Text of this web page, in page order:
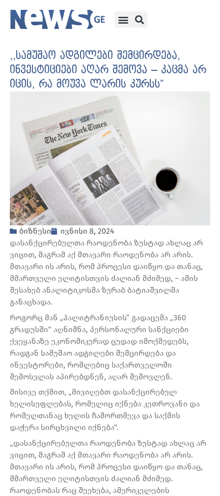
,,სამუშაო ადგილები შემცირდება,
ინვესტიციები აღარ შემოვა – კაცმა არ
იცის, რა მოუვა ლარის კურსს”
ბიზნესი
ივნისი 8, 2024
დასანქცირებულთა რაოდენობა ზუსტად ახლაც არ
ვიცით, მაგრამ აქ მთავარი რაოდენობა არ არის.
მთავარი ის არის, რომ პროცესი დაიწყო და თანაც,
მმართველი ელიტისთვის ძალიან მძიმედ, – ამის
შესახებ ანალიტიკოსმა ზურაბ ბატიაშვილმა
განაცხადა.
როგორც მან „პალიტრანიუსის” გადაცემა „360
გრადუსში“ აღნიშნა, პერსონალური სანქციები
ქვეყანაზე ეკონომიკურად ცუდად იმოქმედებს,
რადგან სამუშაო ადგილები შემცირდება და
ინვესტორები, რომლებიც საქართველოში
შემოსვლას აპირებდნენ, აღარ შემოვლენ.
მისივე თქმით, „მივიღებთ დასანქცირებულ
ხელისუფლებას, რომელიც იქნება კეთროვანი და
რომელთანაც ხელის ჩამორთმევა და საქმის
დაჭერა სირცხვილი იქნება“.
„დასანქცირებულთა რაოდენობა ზუსტად ახლაც არ
ვიცით, მაგრამ აქ მთავარი რაოდენობა არ არის.
მთავარი ის არის, რომ პროცესი დაიწყო და თანაც,
მმართველი ელიტისთვის ძალიან მძიმედ.
რაოდენობას რაც შეეხება, ამერიკელების